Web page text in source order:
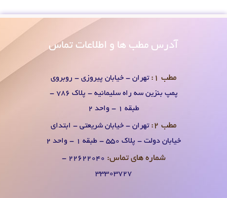
آدرس مطب ها و اطلاعات تماس
مطب 1:
تهران - خیابان پیروزی - روبروی
پمپ بنزین سه راه سلیمانیه - پلاک 786 -
طبقه 1 - واحد 2
مطب 2:
تهران - خیابان شریعتی - ابتدای
خیابان دولت - پلاک 550 - طبقه 1 - واحد 2
شماره های تماس:
۲۲۶۲۲۰۴0 -
۳۳۳۰۳۷۲۷